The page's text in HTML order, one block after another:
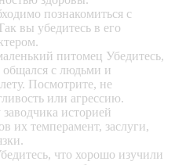
познакомиться с
вы убедитесь в его
питомец Убедитесь,
с людьми и
Посмотрите, не
или агрессию.
историей
их темперамент, заслуги,
что хорошо изучили